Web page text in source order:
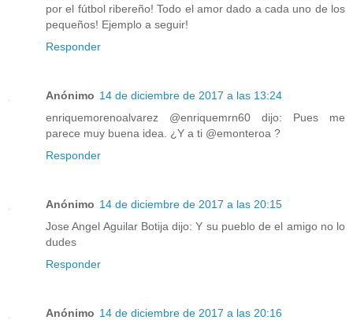
por el fútbol ribereño! Todo el amor dado a cada uno de los
pequeños! Ejemplo a seguir!
Responder
Anónimo 14 de diciembre de 2017 a las 13:24
enriquemorenoalvarez‏ @enriquemrn60 dijo: Pues me
parece muy buena idea. ¿Y a ti @emonteroa ?
Responder
Anónimo 14 de diciembre de 2017 a las 20:15
Jose Angel Aguilar Botija dijo: Y su pueblo de el amigo no lo
dudes
Responder
Anónimo 14 de diciembre de 2017 a las 20:16